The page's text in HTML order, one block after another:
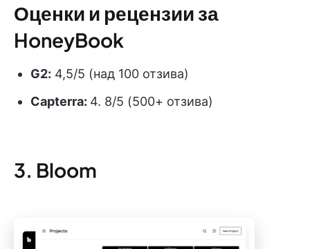
Оценки и рецензии за
HoneyBook
G2: 4,5/5 (над 100 отзива)
Capterra: 4. 8/5 (500+ отзива)
3. Bloom